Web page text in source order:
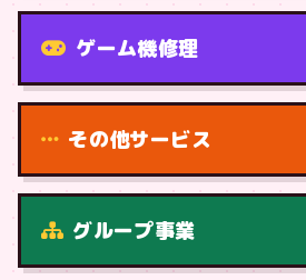
機種から
ゲーム機修理
その他サービス
グループ事業